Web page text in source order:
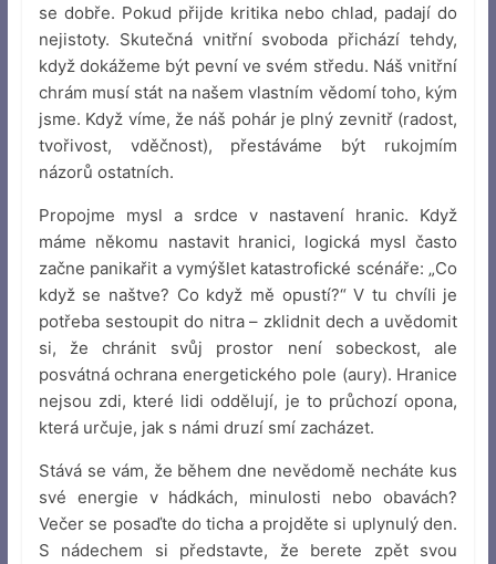
se dobře. Pokud přijde kritika nebo chlad, padají do
nejistoty. Skutečná vnitřní svoboda přichází tehdy,
když dokážeme být pevní ve svém středu. Náš vnitřní
chrám musí stát na našem vlastním vědomí toho, kým
jsme. Když víme, že náš pohár je plný zevnitř (radost,
tvořivost, vděčnost), přestáváme být rukojmím
názorů ostatních.
Propojme mysl a srdce v nastavení hranic. Když
máme někomu nastavit hranici, logická mysl často
začne panikařit a vymýšlet katastrofické scénáře: „Co
když se naštve? Co když mě opustí?“ V tu chvíli je
potřeba sestoupit do nitra – zklidnit dech a uvědomit
si, že chránit svůj prostor není sobeckost, ale
posvátná ochrana energetického pole (aury). Hranice
nejsou zdi, které lidi oddělují, je to průchozí opona,
která určuje, jak s námi druzí smí zacházet.
Stává se vám, že během dne nevědomě necháte kus
své energie v hádkách, minulosti nebo obavách?
Večer se posaďte do ticha a projděte si uplynulý den.
S nádechem si představte, že berete zpět svou